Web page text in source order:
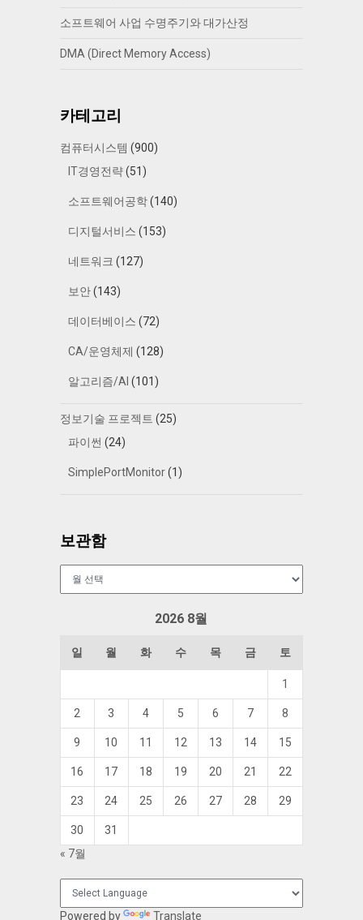
소프트웨어 사업 수명주기와 대가산정
DMA (Direct Memory Access)
카테고리
컴퓨터시스템 (900)
IT경영전략(51)
소프트웨어공학(140)
디지털서비스 (153)
네트워크 (127)
보안(143)
데이터베이스 (72)
CA/운영체제 (128)
알고리즘/AI (101)
정보기술 프로젝트 (25)
파이썬 (24)
SimplePortMonitor(1)
보관함
2026 8월
일 월 화 수 목 금 토
1
2 3 4 5 6 7 8
9 10 11 12 13 14 15
16 17 18 19 20 21 22
23 24 25 26 27 28 29
30
31
« 7월
Powered by Translate